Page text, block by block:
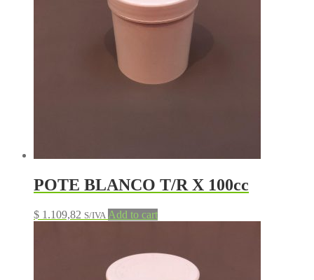
POTE BLANCO T/R X 100cc
$ 1.109,82 S/IVA Add to cart